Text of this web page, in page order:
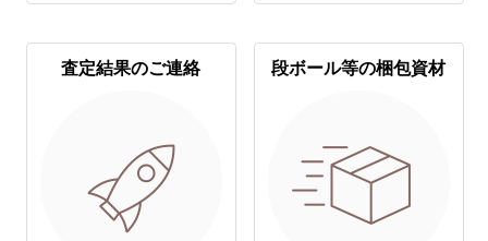
査定結果のご連絡 段ボール等の梱包資材